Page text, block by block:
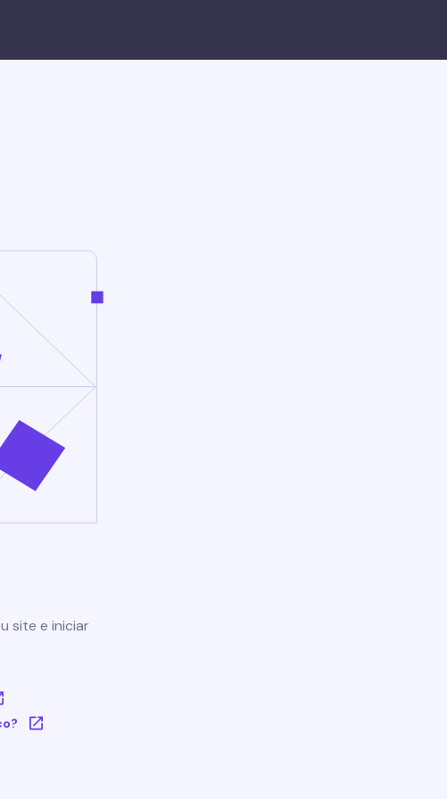
site e iniciar